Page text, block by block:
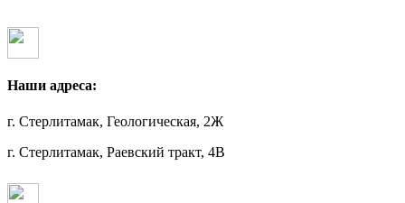
Наши адреса:
г. Стерлитамак, Геологическая, 2Ж
г. Стерлитамак, Раевский тракт, 4В